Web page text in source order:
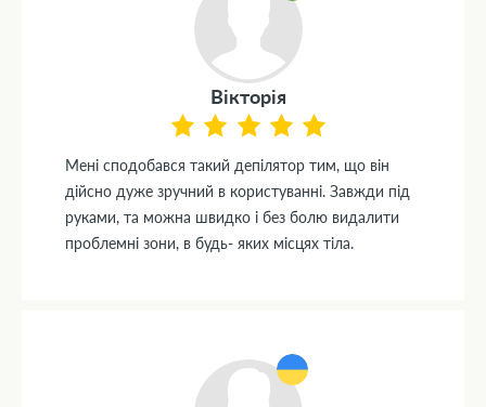
Вiкторiя
Менi сподобався такий депiлятор тим, що вiн
дiйсно дуже зручний в користуваннi. Завжди пiд
руками, та можна швидко i без болю видалити
проблемнi зони, в будь- яких мiсцях тiла.